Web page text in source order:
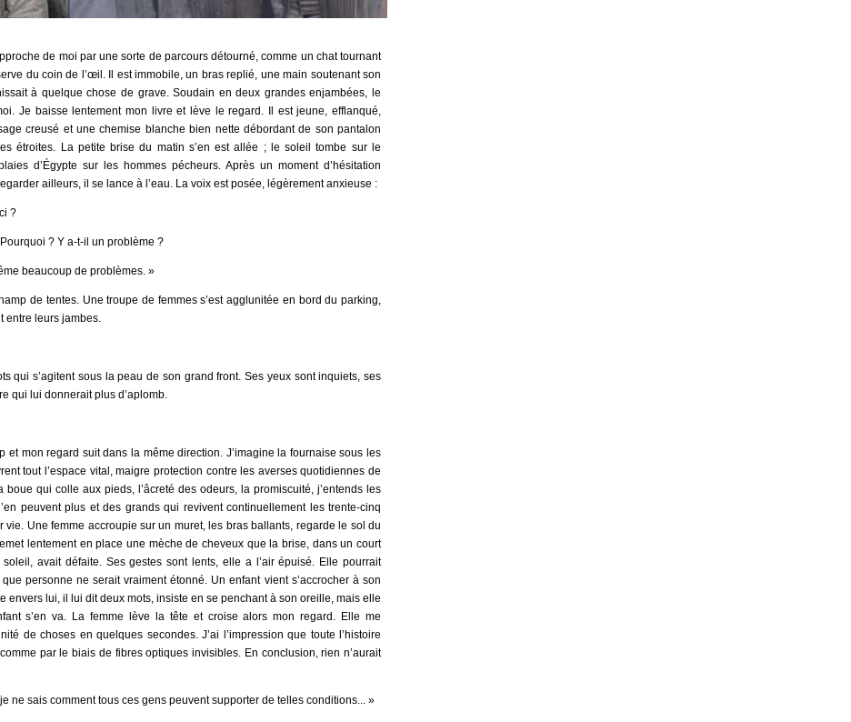
de moi par une sorte de parcours détourné, comme un chat tournant
du coin de l’œil. Il est immobile, un bras replié, une main soutenant son
à quelque chose de grave. Soudain en deux grandes enjambées, le
Je baisse lentement mon livre et lève le regard. Il est jeune, efflanqué,
creusé et une chemise blanche bien nette débordant de son pantalon
étroites. La petite brise du matin s’en est allée ; le soleil tombe sur le
d’Égypte sur les hommes pécheurs. Après un moment d’hésitation
ailleurs, il se lance à l’eau. La voix est posée, légèrement anxieuse :
?
? Y a-t-il un problème ?
beaucoup de problèmes. »
de tentes. Une troupe de femmes s’est agglunitée en bord du parking,
entre leurs jambes.
qui s’agitent sous la peau de son grand front. Ses yeux sont inquiets, ses
qui lui donnerait plus d’aplomb.
et mon regard suit dans la même direction. J’imagine la fournaise sous les
tout l’espace vital, maigre protection contre les averses quotidiennes de
qui colle aux pieds, l’âcreté des odeurs, la promiscuité, j’entends les
peuvent plus et des grands qui revivent continuellement les trente-cinq
vie. Une femme accroupie sur un muret, les bras ballants, regarde le sol du
lentement en place une mèche de cheveux que la brise, dans un court
avait défaite. Ses gestes sont lents, elle a l’air épuisé. Elle pourrait
que personne ne serait vraiment étonné. Un enfant vient s’accrocher à son
envers lui, il lui dit deux mots, insiste en se penchant à son oreille, mais elle
s’en va. La femme lève la tête et croise alors mon regard. Elle me
de choses en quelques secondes. J’ai l’impression que toute l’histoire
par le biais de fibres optiques invisibles. En conclusion, rien n’aurait
ne sais comment tous ces gens peuvent supporter de telles conditions... »